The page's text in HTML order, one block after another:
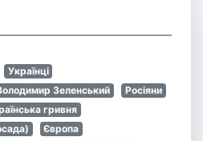
Українці
Зеленський
Росіяни
гривня
Європа